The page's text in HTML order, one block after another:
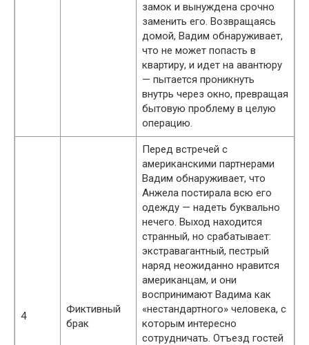
замок и вынуждена срочно
заменить его. Возвращаясь
домой, Вадим обнаруживает,
что не может попасть в
квартиру, и идет на авантюру
— пытается проникнуть
внутрь через окно, превращая
бытовую проблему в целую
операцию.
4
Фиктивный
брак
Перед встречей с
американскими партнерами
Вадим обнаруживает, что
Анжела постирала всю его
одежду — надеть буквально
нечего. Выход находится
странный, но срабатывает:
экстравагантный, пестрый
наряд неожиданно нравится
американцам, и они
воспринимают Вадима как
«нестандартного» человека, с
которым интересно
сотрудничать. Отъезд гостей